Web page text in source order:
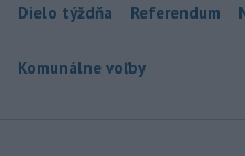
Dielo týždňa Referendum
Komunálne voľby